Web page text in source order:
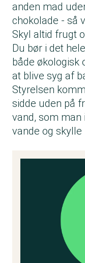
anden mad
chokolade - så
Skyl altid frugt
Du bør i det
både økologisk
at blive syg af
Styrelsen
sidde uden på
vand, som
vande og skylle